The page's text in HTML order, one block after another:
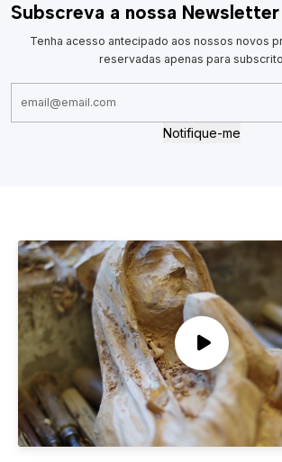
Subscreva a nossa Newsletter
Tenha acesso antecipado aos nossos novos
reservadas apenas para
Notifique-me